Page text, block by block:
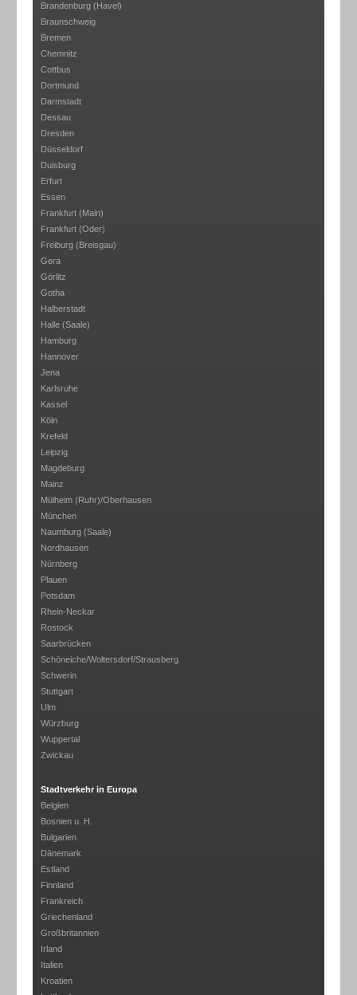
Brandenburg (Havel)
Braunschweig
Bremen
Chemnitz
Cottbus
Dortmund
Darmstadt
Dessau
Dresden
Düsseldorf
Duisburg
Erfurt
Essen
Frankfurt (Main)
Frankfurt (Oder)
Freiburg (Breisgau)
Gera
Görlitz
Gotha
Halberstadt
Halle (Saale)
Hamburg
Hannover
Jena
Karlsruhe
Kassel
Köln
Krefeld
Leipzig
Magdeburg
Mainz
Mülheim (Ruhr)/Oberhausen
München
Naumburg (Saale)
Nordhausen
Nürnberg
Plauen
Potsdam
Rhein-Neckar
Rostock
Saarbrücken
Schöneiche/Woltersdorf/Strausberg
Schwerin
Stuttgart
Ulm
Würzburg
Wuppertal
Zwickau
Stadtverkehr in Europa
Belgien
Bosnien u. H.
Bulgarien
Dänemark
Estland
Finnland
Frankreich
Griechenland
Großbritannien
Irland
Italien
Kroatien